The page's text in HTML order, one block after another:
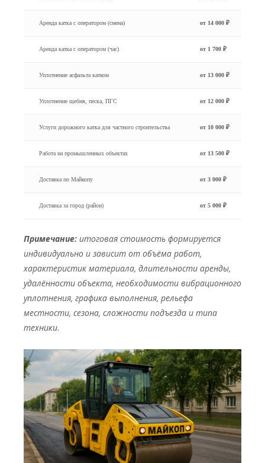
Аренда катка с оператором (смена) от 14 000 ₽
Аренда катка с оператором (час) от 1 700 ₽
Уплотнение асфальта катком от 13 000 ₽
Уплотнение щебня, песка, ПГС от 12 000 ₽
Услуги дорожного катка для частного строительства от 10 000 ₽
Работа на промышленных объектах от 13 500 ₽
Доставка по Майкопу от 3 000 ₽
Доставка за город (район) от 5 000 ₽
Примечание: итоговая стоимость формируется
индивидуально и зависит от объёма работ,
характеристик материала, длительности аренды,
удалённости объекта, необходимости вибрационного
уплотнения, графика выполнения, рельефа
местности, сезона, сложности подъезда и типа
техники.